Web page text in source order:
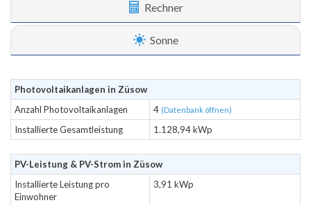
Rechner
Sonne
Photovoltaikanlagen in Züsow
Anzahl Photovoltaikanlagen
4 (Datenbank öffnen)
Installierte Gesamtleistung 1.128,94 kWp
PV-Leistung & PV-Strom in Züsow
Installierte Leistung pro
Einwohner
3,91 kWp